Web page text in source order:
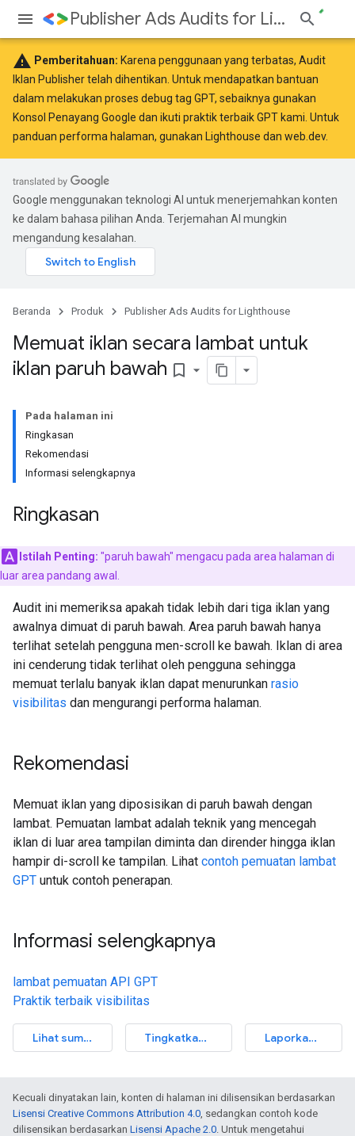
Publisher Ads Audits for Lighthouse
warning Pemberitahuan: Karena penggunaan yang terbatas, Audit
Iklan Publisher telah dihentikan. Untuk mendapatkan bantuan
dalam melakukan proses debug tag GPT, sebaiknya gunakan
Konsol Penayang Google dan ikuti praktik terbaikGPT kami. Untuk
panduan performa halaman, gunakan Lighthouse dan web.dev.
Google menggunakan teknologi AI untuk menerjemahkan konten
ke dalam bahasa pilihan Anda. Terjemahan AI mungkin
mengandung kesalahan.
Beranda Produk Publisher Ads Audits for Lighthouse
Memuat iklan secara lambat untuk
iklan paruh bawah bookmark_border
Pada halaman ini
Ringkasan
Rekomendasi
Informasi selengkapnya
Ringkasan
Istilah Penting: "paruh bawah" mengacu pada area halaman di
luar area pandang awal.
Audit ini memeriksa apakah tidak lebih dari tiga iklan yang
awalnya dimuat di paruh bawah. Area paruh bawah hanya
terlihat setelah pengguna men-scroll ke bawah. Iklan di area
ini cenderung tidak terlihat oleh pengguna sehingga
memuat terlalu banyak iklan dapat menurunkan rasio
visibilitas dan mengurangi performa halaman.
Rekomendasi
Memuat iklan yang diposisikan di paruh bawah dengan
lambat. Pemuatan lambat adalah teknik yang mencegah
iklan di luar area tampilan diminta dan dirender hingga iklan
hampir di-scroll ke tampilan. Lihat contoh pemuatan lambat
GPT untuk contoh penerapan.
Informasi selengkapnya
lambat pemuatan API GPT
Praktik terbaik visibilitas
Lihat sumber audit Tingkatkan artikel ini Laporkan masalah
Kecuali dinyatakan lain, konten di halaman ini dilisensikan berdasarkan
Lisensi Creative Commons Attribution 4.0, sedangkan contoh kode
dilisensikan berdasarkan Lisensi Apache 2.0. Untuk mengetahui